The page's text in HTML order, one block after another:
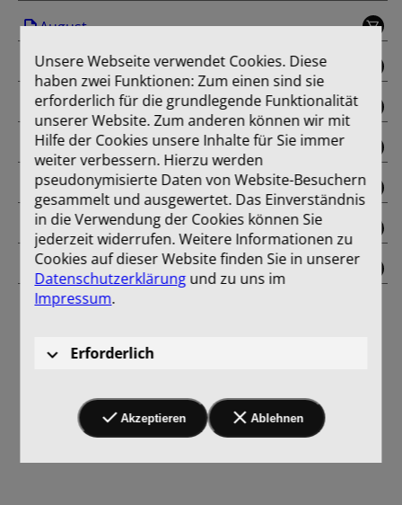
August
September
Oktober
November
Dezember
Sonderausgabe
Einband
Unsere Webseite verwendet Cookies. Diese
haben zwei Funktionen: Zum einen sind sie
erforderlich für die grundlegende Funktionalität
unserer Website. Zum anderen können wir mit
Hilfe der Cookies unsere Inhalte für Sie immer
weiter verbessern. Hierzu werden
pseudonymisierte Daten von Website-Besuchern
gesammelt und ausgewertet. Das Einverständnis
in die Verwendung der Cookies können Sie
jederzeit widerrufen. Weitere Informationen zu
Cookies auf dieser Website finden Sie in unserer
Datenschutzerklärungund zu uns im
Impressum.
Erforderlich
Akzeptieren Ablehnen